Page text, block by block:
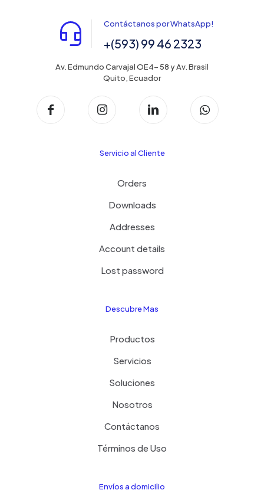
Contáctanos por WhatsApp!
+(593) 99 46 2323
Av. Edmundo Carvajal OE4- 58 y Av. Brasil
Quito, Ecuador
Servicio al Cliente
Orders
Downloads
Addresses
Account details
Lost password
Descubre Mas
Productos
Servicios
Soluciones
Nosotros
Contáctanos
Términos de Uso
Envíos a domicilio